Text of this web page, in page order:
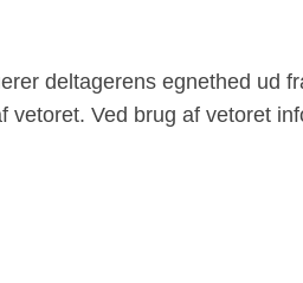
deltagerens egnethed ud
Ved brug af vetoret